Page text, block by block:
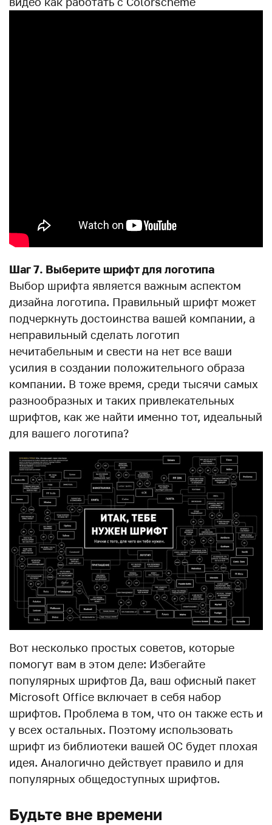
Шаг 7. Выберите шрифт для логотипа
Выбор шрифта является важным аспектом
дизайна логотипа. Правильный шрифт может
подчеркнуть достоинства вашей компании, а
неправильный сделать логотип
нечитабельным и свести на нет все ваши
усилия в создании положительного образа
компании. В тоже время, среди тысячи самых
разнообразных и таких привлекательных
шрифтов, как же найти именно тот, идеальный
для вашего логотипа?
Вот несколько простых советов, которые
помогут вам в этом деле: Избегайте
популярных шрифтов Да, ваш офисный пакет
Microsoft Office включает в себя набор
шрифтов. Проблема в том, что он также есть и
у всех остальных. Поэтому использовать
шрифт из библиотеки вашей ОС будет плохая
идея. Аналогично действует правило и для
популярных общедоступных шрифтов.
Будьте вне времени